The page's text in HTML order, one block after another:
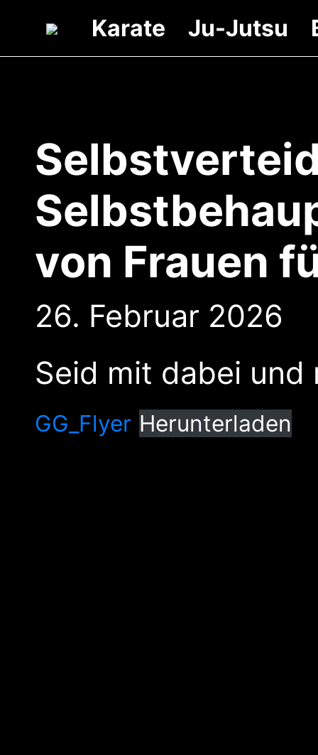
Karate Ju-Jutsu
von Frauen
26. Februar 2026
Seid mit dabei und
GG_Flyer Herunterladen